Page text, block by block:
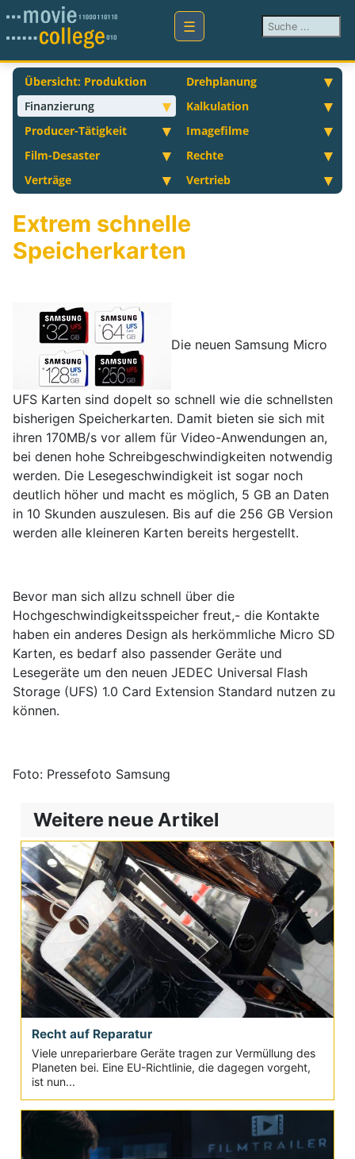
Suchen ...
Übersicht: Produktion
Drehplanung
Finanzierung
Kalkulation
Producer-Tätigkeit
Imagefilme
Film-Desaster
Rechte
Verträge
Vertrieb
Extrem schnelle
Speicherkarten
Die neuen Samsung Micro
UFS Karten sind dopelt so schnell wie die schnellsten
bisherigen Speicherkarten. Damit bieten sie sich mit
ihren 170MB/s vor allem für Video-Anwendungen an,
bei denen hohe Schreibgeschwindigkeiten notwendig
werden. Die Lesegeschwindigkeit ist sogar noch
deutlich höher und macht es möglich, 5 GB an Daten
in 10 Skunden auszulesen. Bis auf die 256 GB Version
werden alle kleineren Karten bereits hergestellt.
Bevor man sich allzu schnell über die
Hochgeschwindigkeitsspeicher freut,- die Kontakte
haben ein anderes Design als herkömmliche Micro SD
Karten, es bedarf also passender Geräte und
Lesegeräte um den neuen JEDEC Universal Flash
Storage (UFS) 1.0 Card Extension Standard nutzen zu
können.
Foto: Pressefoto Samsung
Weitere neue Artikel
Recht auf Reparatur
Viele unreparierbare Geräte tragen zur Vermüllung des
Planeten bei. Eine EU-Richtlinie, die dagegen vorgeht,
ist nun...